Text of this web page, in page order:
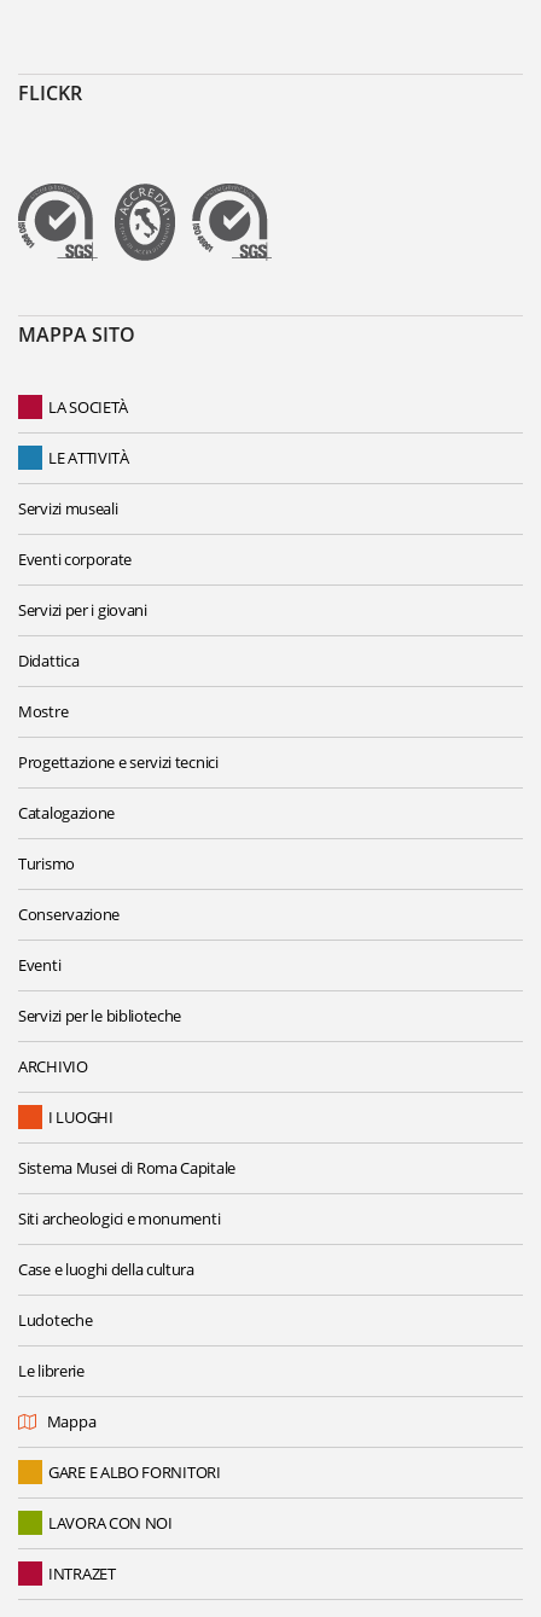
FLICKR
MAPPA SITO
LA SOCIETÀ
LE ATTIVITÀ
Servizi museali
Eventi corporate
Servizi per i giovani
Didattica
Mostre
Progettazione e servizi tecnici
Catalogazione
Turismo
Conservazione
Eventi
Servizi per le biblioteche
ARCHIVIO
I LUOGHI
Sistema Musei di Roma Capitale
Siti archeologici e monumenti
Case e luoghi della cultura
Ludoteche
Le librerie
Mappa
GARE E ALBO FORNITORI
LAVORA CON NOI
INTRAZET